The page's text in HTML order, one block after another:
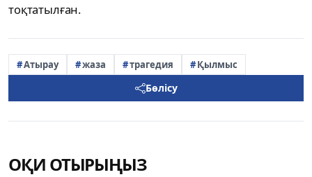
тоқтатылған.
Атырау жаза трагедия Қылмыс
Бөлісу
ОҚИ ОТЫРЫҢЫЗ